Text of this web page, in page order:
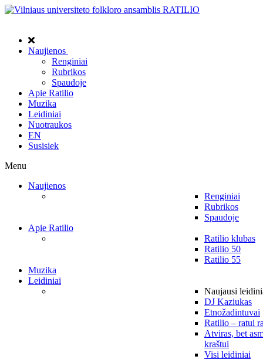
Naujienos
Renginiai
Rubrikos
Spaudoje
Apie Ratilio
Muzika
Leidiniai
Nuotraukos
EN
Susisiek
Menu
Naujienos
Renginiai
Rubrikos
Spaudoje
Apie Ratilio
Ratilio klubas
Ratilio 50
Ratilio 55
Muzika
Leidiniai
Naujausi
DJ Kaziukas
Etnožadintuvai
Ratilio – ratui
Atviras, bet
kraštui
Visi leidiniai